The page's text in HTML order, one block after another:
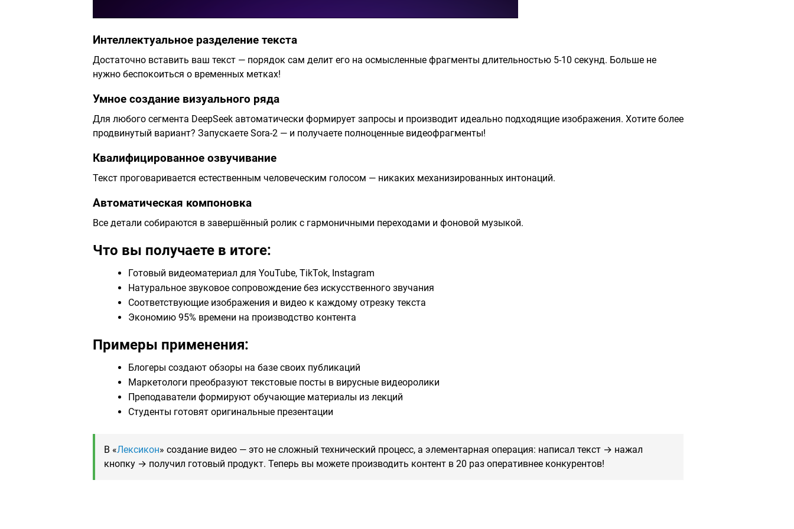
Интеллектуальное разделение текста
Достаточно вставить ваш текст — порядок сам делит его на осмысленные фрагменты длительностью 5-10 секунд. Больше не
нужно беспокоиться о временных метках!
Умное создание визуального ряда
Для любого сегмента DeepSeek автоматически формирует запросы и производит идеально подходящие изображения. Хотите более
продвинутый вариант? Запускаете Sora-2 — и получаете полноценные видеофрагменты!
Квалифицированное озвучивание
Текст проговаривается естественным человеческим голосом — никаких механизированных интонаций.
Автоматическая компоновка
Все детали собираются в завершённый ролик с гармоничными переходами и фоновой музыкой.
Что вы получаете в итоге:
Готовый видеоматериал для YouTube, TikTok, Instagram
Натуральное звуковое сопровождение без искусственного звучания
Соответствующие изображения и видео к каждому отрезку текста
Экономию 95% времени на производство контента
Примеры применения:
Блогеры создают обзоры на базе своих публикаций
Маркетологи преобразуют текстовые посты в вирусные видеоролики
Преподаватели формируют обучающие материалы из лекций
Студенты готовят оригинальные презентации
В «Лексикон» создание видео — это не сложный технический процесс, а элементарная операция: написал текст → нажал
кнопку → получил готовый продукт. Теперь вы можете производить контент в 20 раз оперативнее конкурентов!